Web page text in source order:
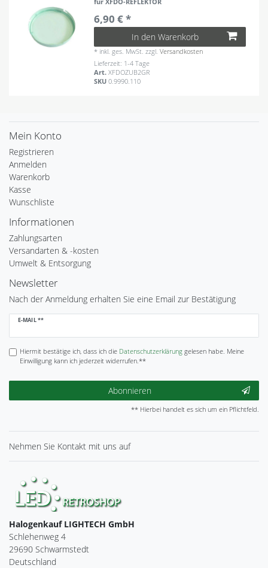
6,90 € *
In den Warenkorb
* inkl. ges. MwSt. zzgl.Versandkosten
Lieferzeit: 1-4 Tage
Art.XFDOZUB2GR
SKU0.9990.110
Mein Konto
Registrieren
Anmelden
Warenkorb
Kasse
Wunschliste
Informationen
Zahlungsarten
Versandarten & -kosten
Umwelt & Entsorgung
Newsletter
Nach der Anmeldung erhalten Sie eine Email zur Bestätigung
E-MAIL **
Newsletter
Hiermit bestätige ich, dass ich die Daten­schutz­erklärunggelesen habe. Meine
Einwilligung kann ich jederzeit widerrufen.**
Abonnieren
** Hierbei handelt es sich um ein Pflichtfeld.
Nehmen Sie Kontakt mit uns auf
Halogenkauf LIGHTECH GmbH
Schlehenweg 4
29690 Schwarmstedt
Deutschland